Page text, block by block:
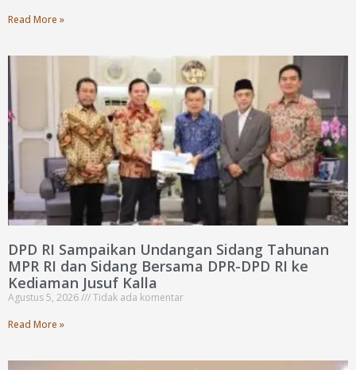
Read More »
DPD RI Sampaikan Undangan Sidang Tahunan
MPR RI dan Sidang Bersama DPR-DPD RI ke
Kediaman Jusuf Kalla
Agustus 5, 2026
Tidak ada komentar
Read More »